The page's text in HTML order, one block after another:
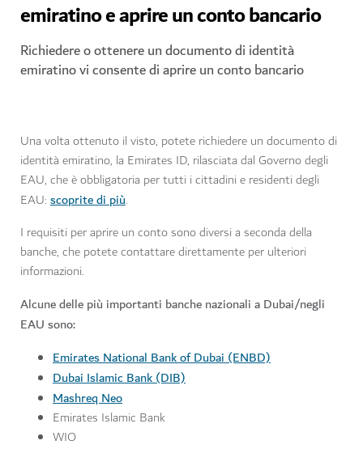
emiratino e aprire un conto bancario
Richiedere o ottenere un documento di identità
emiratino vi consente di aprire un conto bancario
Una volta ottenuto il visto, potete richiedere un documento di
identità emiratino, la Emirates ID, rilasciata dal Governo degli
EAU, che è obbligatoria per tutti i cittadini e residenti degli
EAU: scoprite di più.
I requisiti per aprire un conto sono diversi a seconda della
banche, che potete contattare direttamente per ulteriori
informazioni.
Alcune delle più importanti banche nazionali a Dubai/negli
EAU sono:
Emirates National Bank of Dubai (ENBD)
Dubai Islamic Bank (DIB)
Mashreq Neo
Emirates Islamic Bank
WIO